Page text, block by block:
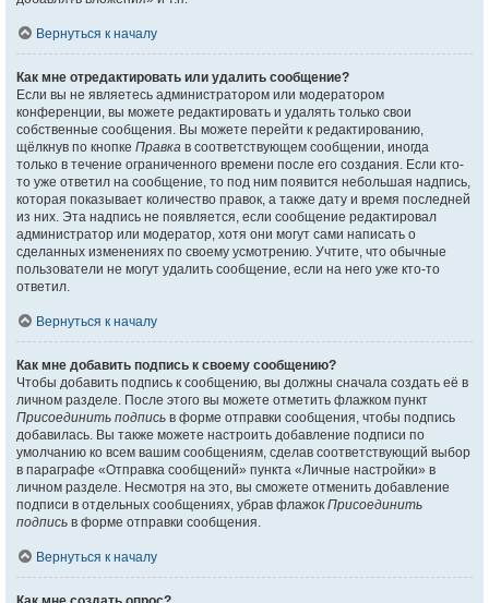
Вернуться к началу
Как мне отредактировать или удалить сообщение?
Если вы не являетесь администратором или модератором
конференции, вы можете редактировать и удалять только свои
собственные сообщения. Вы можете перейти к редактированию,
щёлкнув по кнопке Правка в соответствующем сообщении, иногда
только в течение ограниченного времени после его создания. Если кто-
то уже ответил на сообщение, то под ним появится небольшая надпись,
которая показывает количество правок, а также дату и время последней
из них. Эта надпись не появляется, если сообщение редактировал
администратор или модератор, хотя они могут сами написать о
сделанных изменениях по своему усмотрению. Учтите, что обычные
пользователи не могут удалить сообщение, если на него уже кто-то
ответил.
Вернуться к началу
Как мне добавить подпись к своему сообщению?
Чтобы добавить подпись к сообщению, вы должны сначала создать её в
личном разделе. После этого вы можете отметить флажком пункт
Присоединить подпись в форме отправки сообщения, чтобы подпись
добавилась. Вы также можете настроить добавление подписи по
умолчанию ко всем вашим сообщениям, сделав соответствующий выбор
в параграфе «Отправка сообщений» пункта «Личные настройки» в
личном разделе. Несмотря на это, вы сможете отменить добавление
подписи в отдельных сообщениях, убрав флажок Присоединить
подпись в форме отправки сообщения.
Вернуться к началу